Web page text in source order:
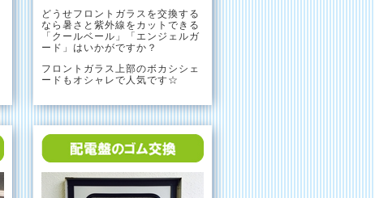
どうせフロントガラスを交換する
なら暑さと紫外線をカットできる
「クールベール」「エンジェルガ
ード」はいかがですか？
フロントガラス上部のボカシシェ
ードもオシャレで人気です☆